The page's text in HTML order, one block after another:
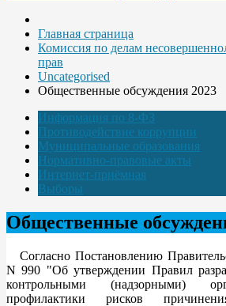
Главная страница
Комиссия по делам
прав
Uncategorised
Общественные обсуждения 2023
Информация по 8-ФЗ
Противодействие коррупции
Муниципальные образования
Нормативно-правовые акты
Интернет-приёмная
Выборы
Общественные
Согласно Постановлению
N 990 "Об утверждении Правил
контрольными (надзорными)
профилактики рисков